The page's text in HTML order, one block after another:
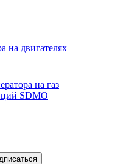
на двигателях
на газ
SDMO